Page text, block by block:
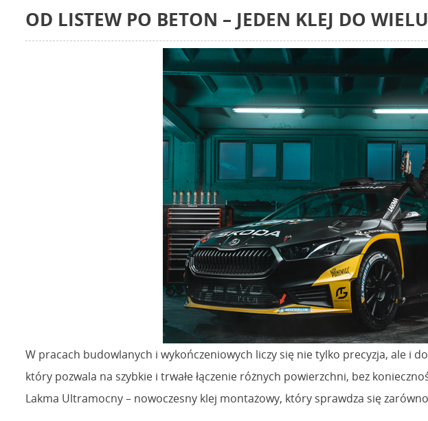
OD LISTEW PO BETON – JEDEN KLEJ DO
W pracach budowlanych i wykończeniowych liczy się nie tylko precyzja, ale i
który pozwala na szybkie i trwałe łączenie różnych powierzchni, bez
Lakma Ultramocny – nowoczesny klej montażowy, który sprawdza się